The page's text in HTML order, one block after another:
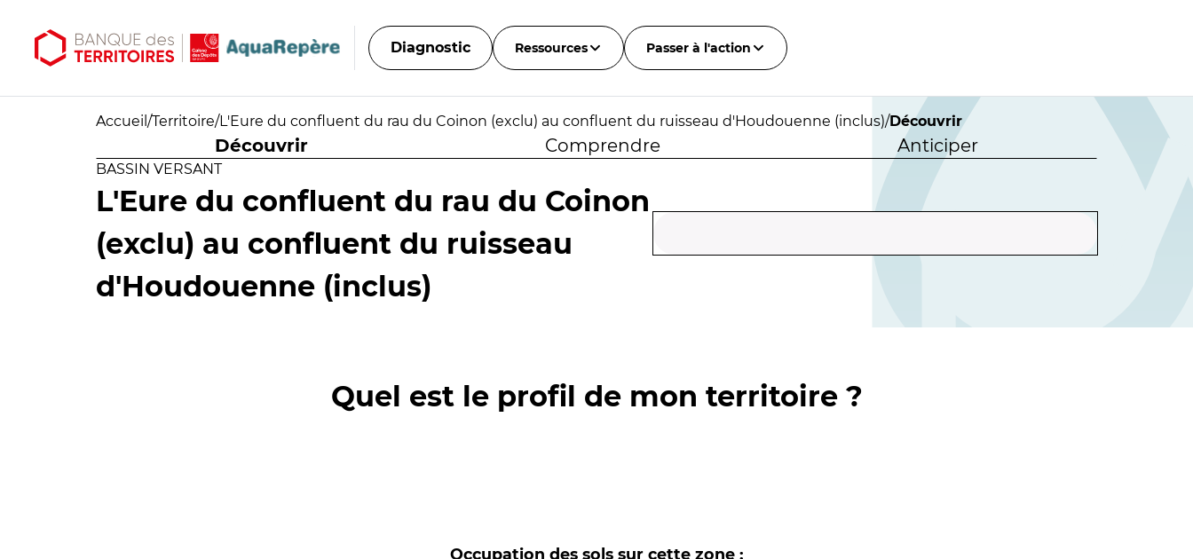
Diagnostic Ressources Passer à l'action
Accueil /Territoire/L'Eure du confluent du rau du Coinon (exclu) au confluent du ruisseau d'Houdouenne (inclus)/Découvrir
Découvrir Comprendre Anticiper
BASSIN VERSANT
L'Eure du confluent du rau du Coinon
(exclu) au confluent du ruisseau
d'Houdouenne (inclus)
Quel est le profil de mon territoire ?
Occupation des sols sur cette zone :